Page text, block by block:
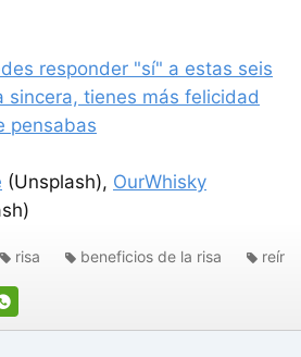
responder "sí" a estas seis
sincera, tienes más felicidad
pensabas
(Unsplash), OurWhisky
risa beneficios de la risa reír